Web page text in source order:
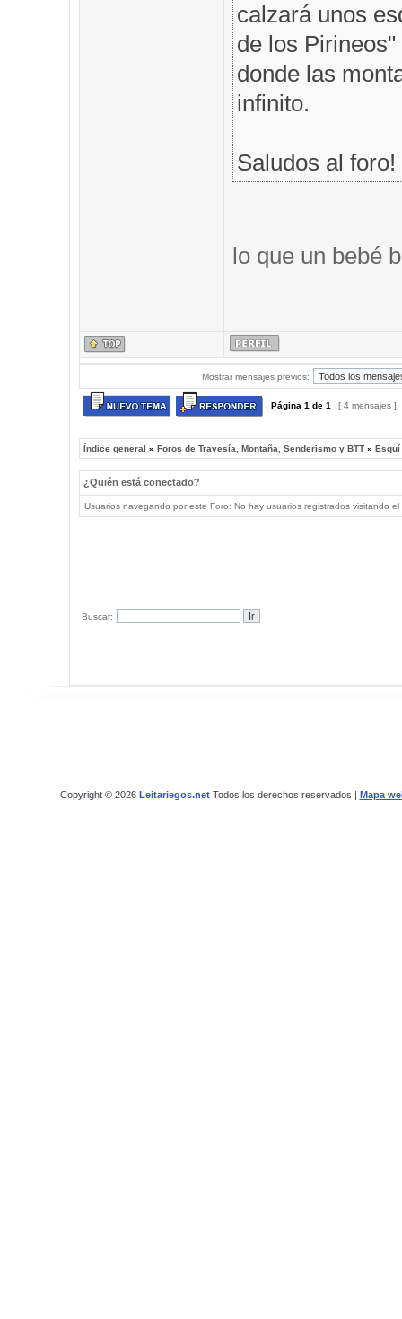
calzará unos
de los
donde las
infinito.
Saludos al foro!
lo que un bebé
Mostrar mensajes previos:
Página 1 de 1 [ 4 mensajes ]
Índice general » Foros de Travesía, Montaña, Senderismo y BTT» Esquí
¿Quién está conectado?
Usuarios navegando por este Foro: No hay usuarios registrados visitando
Buscar:
Copyright © 2026 Leitariegos.netTodos los derechos reservados | Mapa